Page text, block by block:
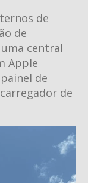
de
de
central
Apple
de
de